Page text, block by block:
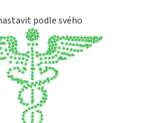
podlesvého